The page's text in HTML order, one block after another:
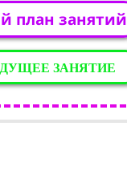
план занятий
ЗАНЯТИЕ